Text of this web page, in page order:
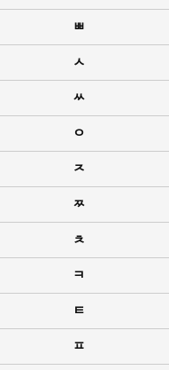
ㅃ
ㅅ
ㅆ
ㅇ
ㅈ
ㅉ
ㅊ
ㅋ
ㅌ
ㅍ